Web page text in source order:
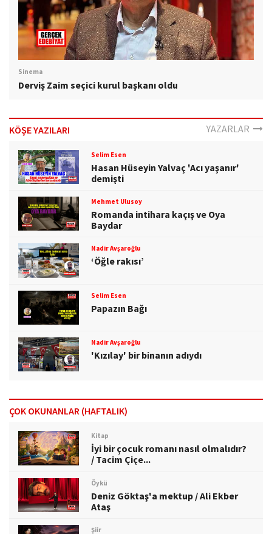
Sinema
Derviş Zaim seçici kurul başkanı oldu
KÖŞE YAZILARI YAZARLAR
Selim Esen
Hasan Hüseyin Yalvaç 'Acı yaşanır'
demişti
Mehmet Ulusoy
Romanda intihara kaçış ve Oya
Baydar
Nadir Avşaroğlu
‘Öğle rakısı’
Selim Esen
Papazın Bağı
Nadir Avşaroğlu
'Kızılay' bir binanın adıydı
ÇOK OKUNANLAR (HAFTALIK)
Kitap
İyi bir çocuk romanı nasıl olmalıdır?
/ Tacim Çiçe...
Öykü
Deniz Göktaş'a mektup / Ali Ekber
Ataş
Şiir